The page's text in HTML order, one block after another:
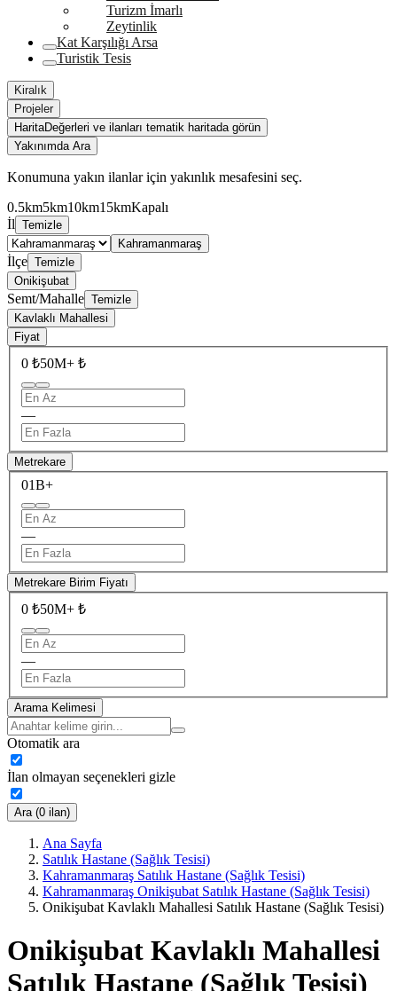
Turizm İmarlı
Zeytinlik
Kat Karşılığı Arsa
Turistik Tesis
Kiralık
Projeler
HaritaDeğerleri ve ilanları tematik haritada görün
Yakınımda Ara
Konumuna yakın ilanlar için yakınlık mesafesini seç.
0.5km5km10km15kmKapalı
İl Temizle
Kahramanmaraş
İlçe Temizle
Onikişubat
Semt/Mahalle Temizle
Kavlaklı Mahallesi
Fiyat
0 ₺50M+ ₺
—
Metrekare
01B+
—
Metrekare Birim Fiyatı
0 ₺50M+ ₺
—
Arama Kelimesi
Otomatik ara
İlan olmayan seçenekleri gizle
Ara (0 ilan)
Ana Sayfa
Satılık Hastane (Sağlık Tesisi)
Kahramanmaraş Satılık Hastane (Sağlık Tesisi)
Kahramanmaraş Onikişubat Satılık Hastane (Sağlık Tesisi)
Onikişubat Kavlaklı Mahallesi Satılık Hastane (Sağlık Tesisi)
Onikişubat Kavlaklı Mahallesi
Satılık Hastane (Sağlık Tesisi)